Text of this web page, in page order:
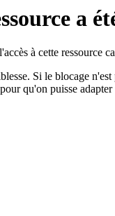
a
à cette ressource
Si le blocage
qu'on puisse